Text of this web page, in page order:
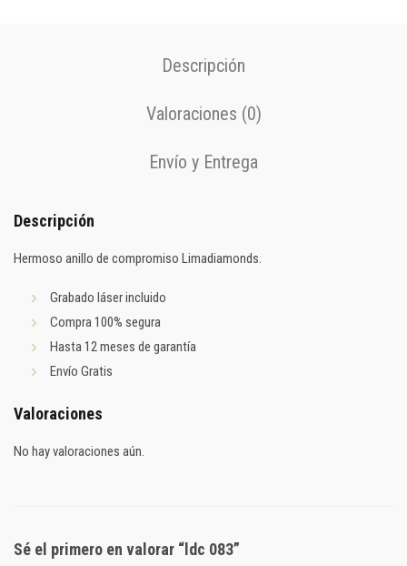
Descripción
Valoraciones (0)
Envío y Entrega
Descripción
Hermoso anillo de compromiso Limadiamonds.
Grabado láser incluido
Compra 100% segura
Hasta 12 meses de garantía
Envío Gratis
Valoraciones
No hay valoraciones aún.
Sé el primero en valorar “ldc 083”